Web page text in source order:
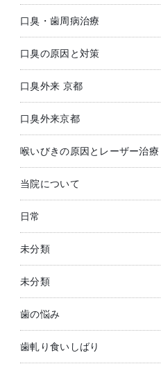
口臭・歯周病治療
口臭の原因と対策
口臭外来 京都
口臭外来京都
喉いびきの原因とレーザー治療
当院について
日常
未分類
未分類
歯の悩み
歯軋り食いしばり